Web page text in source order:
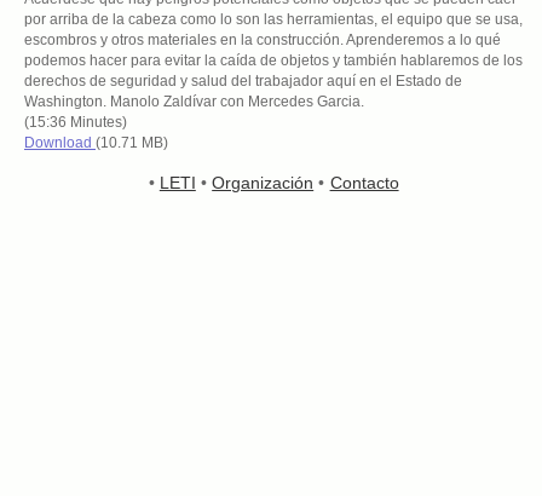
por arriba de la cabeza como lo son las herramientas, el equipo que se usa,
escombros y otros materiales en la construcción. Aprenderemos a lo qué
podemos hacer para evitar la caída de objetos y también hablaremos de los
derechos de seguridad y salud del trabajador aquí en el Estado de
Washington. Manolo Zaldívar con Mercedes Garcia.
(15:36 Minutes)
Download (10.71 MB)
• LETI • Organización • Contacto